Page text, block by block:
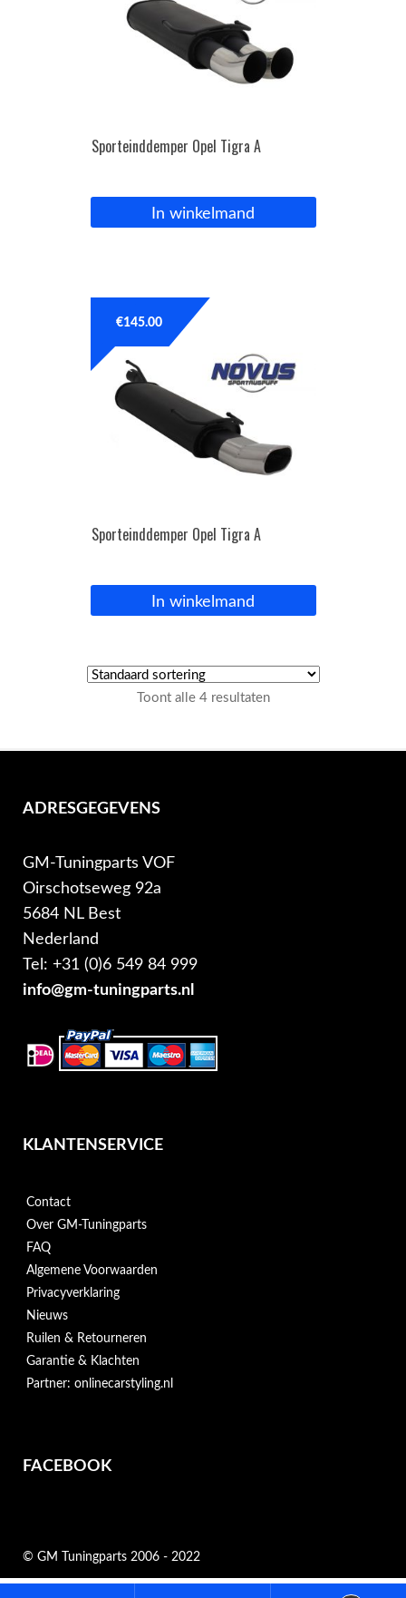
Sporteinddemper Opel Tigra A
In winkelmand
Sporteinddemper Opel Tigra A
€145.00
In winkelmand
Toont alle 4 resultaten
ADRESGEGEVENS
GM-Tuningparts VOF
Oirschotseweg 92a
5684 NL Best
Nederland
Tel: +31 (0)6 549 84 999
info@gm-tuningparts.nl
KLANTENSERVICE
Contact
Over GM-Tuningparts
FAQ
Algemene Voorwaarden
Privacyverklaring
Nieuws
Ruilen & Retourneren
Garantie & Klachten
Partner: onlinecarstyling.nl
FACEBOOK
© GM Tuningparts 2006 - 2022